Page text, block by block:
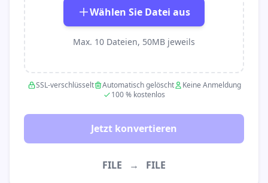
Wählen Sie Datei aus
Max. 10 Dateien, 50MB jeweils
SSL-verschlüsselt Automatisch gelöscht
Keine Anmeldung
100 % kostenlos
Jetzt konvertieren
FILE → FILE